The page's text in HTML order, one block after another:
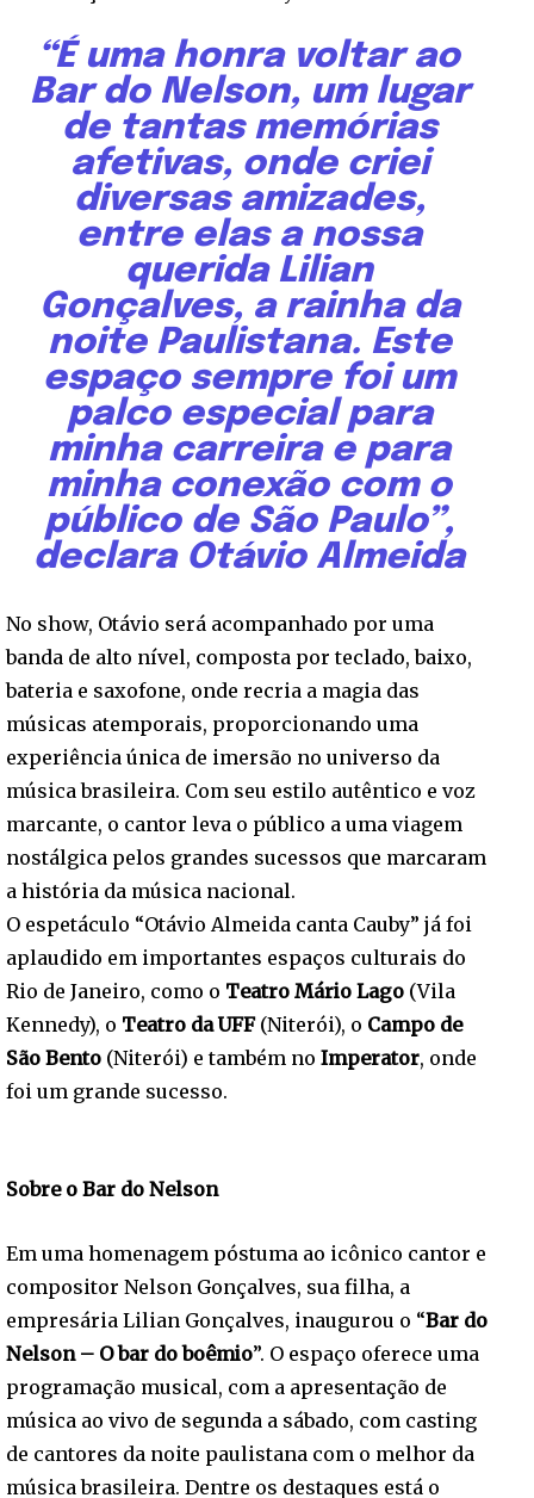
“É uma honra voltar ao
Bar do Nelson, um lugar
de tantas memórias
afetivas, onde criei
diversas amizades,
entre elas a nossa
querida Lilian
Gonçalves, a rainha da
noite Paulistana. Este
espaço sempre foi um
palco especial para
minha carreira e para
minha conexão com o
público de São Paulo”,
declara Otávio Almeida
No show, Otávio será acompanhado por uma
banda de alto nível, composta por teclado, baixo,
bateria e saxofone, onde recria a magia das
músicas atemporais, proporcionando uma
experiência única de imersão no universo da
música brasileira. Com seu estilo autêntico e voz
marcante, o cantor leva o público a uma viagem
nostálgica pelos grandes sucessos que marcaram
a história da música nacional.
O espetáculo “Otávio Almeida canta Cauby” já foi
aplaudido em importantes espaços culturais do
Rio de Janeiro, como o Teatro Mário Lago (Vila
Kennedy), o Teatro da UFF(Niterói), o Campo de
São Bento (Niterói) e também no Imperator, onde
foi um grande sucesso.
Sobre o Bar do Nelson
Em uma homenagem póstuma ao icônico cantor e
compositor Nelson Gonçalves, sua filha, a
empresária Lilian Gonçalves, inaugurou o “Bar do
Nelson – O bar do boêmio”. O espaço oferece uma
programação musical, com a apresentação de
música ao vivo de segunda a sábado, com casting
de cantores da noite paulistana com o melhor da
música brasileira. Dentre os destaques está o